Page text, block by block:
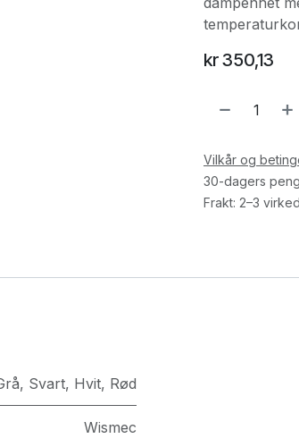
kr350,13
Vilkår og
30-dagers
Frakt: 2–3
, Svart, Hvit, Rød
Wismec